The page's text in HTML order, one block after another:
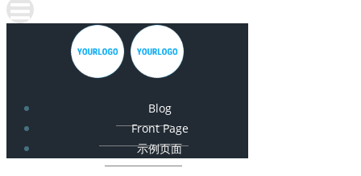
Blog
Front Page
示例页面